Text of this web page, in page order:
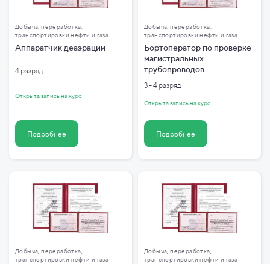
Добыча, переработка,
транспортировки нефти и газа
Аппаратчик деаэрации
4 разряд
Открыта запись на курс
Подробнее
Добыча, переработка,
транспортировки нефти и газа
Бортоператор по проверке
магистральных
трубопроводов
3 - 4 разряд
Открыта запись на курс
Подробнее
Добыча, переработка,
транспортировки нефти и газа
Добыча, переработка,
транспортировки нефти и газа